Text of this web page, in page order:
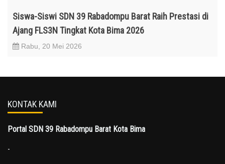
Siswa-Siswi SDN 39 Rabadompu Barat Raih Prestasi di
Ajang FLS3N Tingkat Kota Bima 2026
Rabu, 20 Mei 2026
KONTAK KAMI
Portal SDN 39 Rabadompu Barat Kota Bima
-